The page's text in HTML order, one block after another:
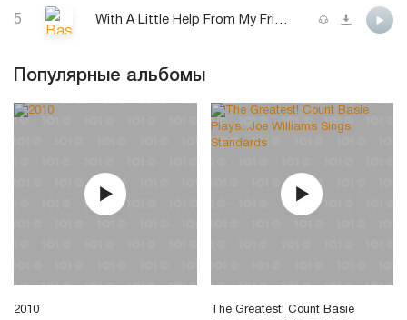
5 With A Little Help From My Friends
Популярные альбомы
2010
The Greatest! Count Basie